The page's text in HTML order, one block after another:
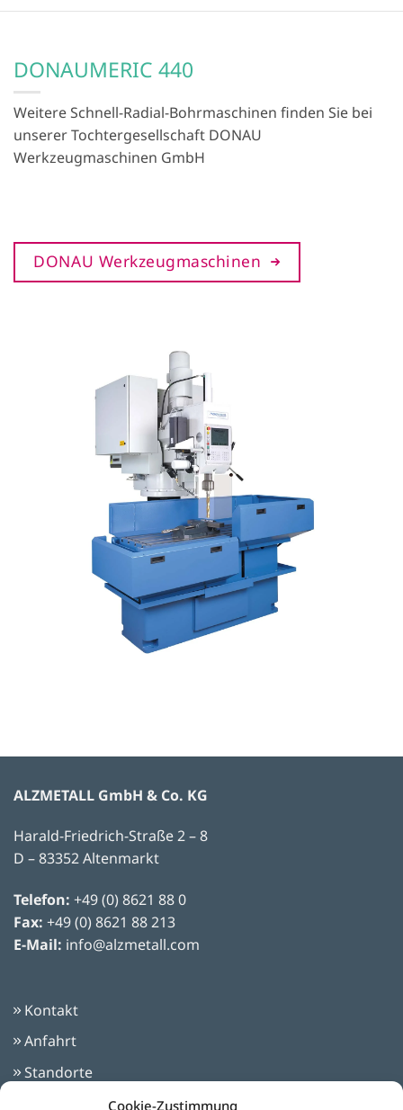
Cookie-Zustimmung
DONAUMERIC 440
Weitere Schnell-Radial-Bohrmaschinen finden Sie bei
unserer Tochtergesellschaft DONAU
Werkzeugmaschinen GmbH
DONAU Werkzeugmaschinen
ALZMETALL GmbH & Co. KG
Harald-Friedrich-Straße 2 – 8
D – 83352 Altenmarkt
Telefon: +49 (0) 8621 88 0
Fax: +49 (0) 8621 88 213
E-Mail: info@alzmetall.com
Kontakt
Anfahrt
Standorte